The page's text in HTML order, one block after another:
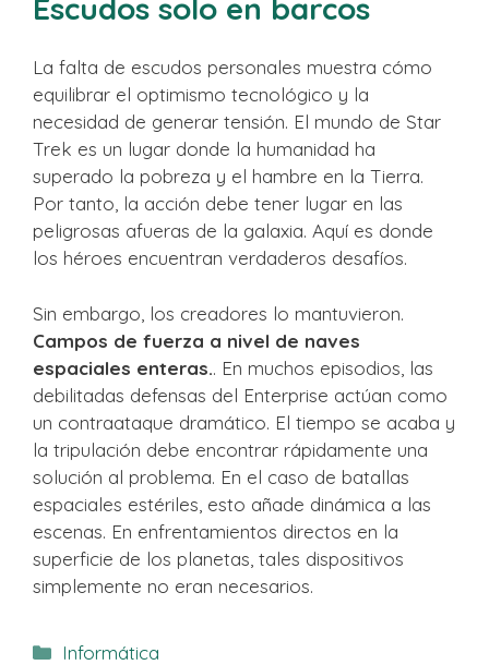
Escudos solo en barcos
La falta de escudos personales muestra cómo
equilibrar el optimismo tecnológico y la
necesidad de generar tensión. El mundo de Star
Trek es un lugar donde la humanidad ha
superado la pobreza y el hambre en la Tierra.
Por tanto, la acción debe tener lugar en las
peligrosas afueras de la galaxia. Aquí es donde
los héroes encuentran verdaderos desafíos.
Sin embargo, los creadores lo mantuvieron.
Campos de fuerza a nivel de naves
espaciales enteras.. En muchos episodios, las
debilitadas defensas del Enterprise actúan como
un contraataque dramático. El tiempo se acaba y
la tripulación debe encontrar rápidamente una
solución al problema. En el caso de batallas
espaciales estériles, esto añade dinámica a las
escenas. En enfrentamientos directos en la
superficie de los planetas, tales dispositivos
simplemente no eran necesarios.
Categorías
Informática